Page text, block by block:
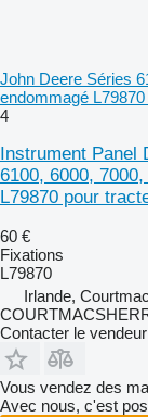
John Deere Séries
endommagé
4
Instrument Panel
6100, 6000,
L79870 pour
60 €
Fixations
L79870
Irlande,
Contacter le vendeur
Vous vendez des
Avec nous, c'est